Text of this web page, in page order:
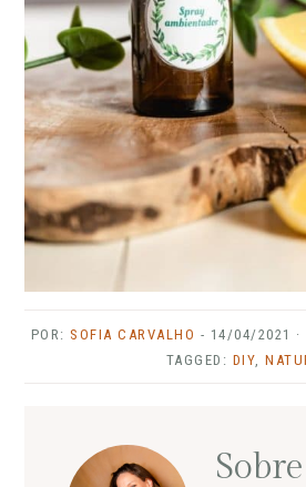
POR: SOFIA CARVALHO - 14/04/2021
TAGGED: DIY
Sobre